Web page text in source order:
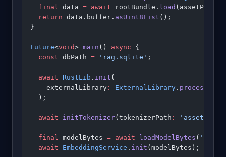
  final
data = await rootBundle. load (assetPath);
  return
data.buffer. asUint8List ();
}
Future<void> main () async {
  const
dbPath = 'rag.sqlite' ;
  await
RustLib . init (
    externalLibrary
: ExternalLibrary . process
  );
  await
initTokenizer(tokenizerPath : 'assets/
  final
modelBytes = await loadModelBytes (
  await
EmbeddingService . init (modelBytes);